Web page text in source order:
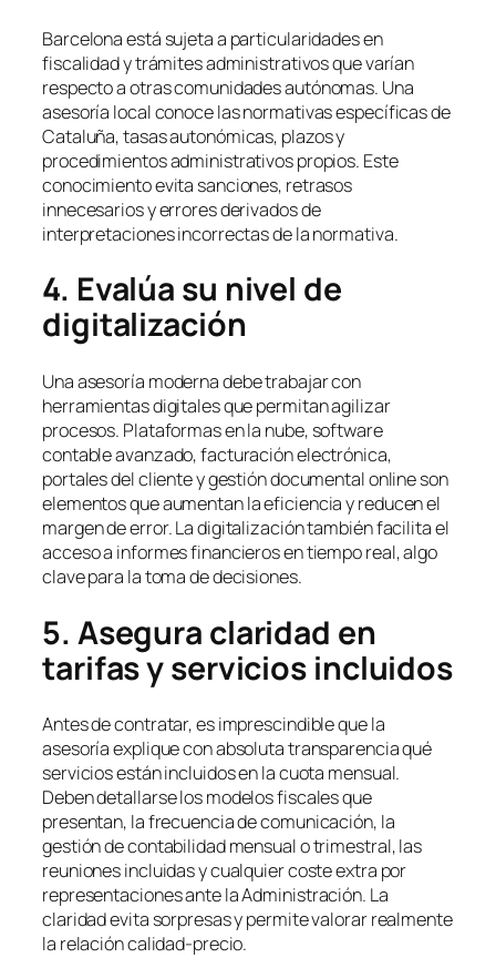
Barcelona está sujeta a particularidades en
fiscalidad y trámites administrativos que varían
respecto a otras comunidades autónomas. Una
asesoría local conoce las normativas específicas de
Cataluña, tasas autonómicas, plazos y
procedimientos administrativos propios. Este
conocimiento evita sanciones, retrasos
innecesarios y errores derivados de
interpretaciones incorrectas de la normativa.
4. Evalúa su nivel de
digitalización
Una asesoría moderna debe trabajar con
herramientas digitales que permitan agilizar
procesos. Plataformas en la nube, software
contable avanzado, facturación electrónica,
portales del cliente y gestión documental online son
elementos que aumentan la eficiencia y reducen el
margen de error. La digitalización también facilita el
acceso a informes financieros en tiempo real, algo
clave para la toma de decisiones.
5. Asegura claridad en
tarifas y servicios incluidos
Antes de contratar, es imprescindible que la
asesoría explique con absoluta transparencia qué
servicios están incluidos en la cuota mensual.
Deben detallarse los modelos fiscales que
presentan, la frecuencia de comunicación, la
gestión de contabilidad mensual o trimestral, las
reuniones incluidas y cualquier coste extra por
representaciones ante la Administración. La
claridad evita sorpresas y permite valorar realmente
la relación calidad-precio.